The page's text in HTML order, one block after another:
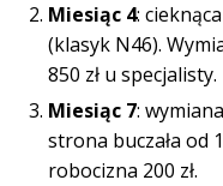
Miesiąc 4:
(klasyk N46).
850 zł u specjalisty.
Miesiąc 7:
strona buczała od
robocizna 200 zł.